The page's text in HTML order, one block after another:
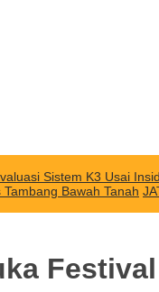
Sistem K3 Usai
Bawah Tanah